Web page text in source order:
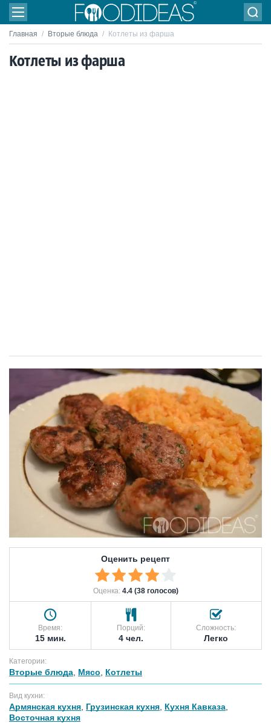
Главная / Вторые блюда / Котлеты из фарша
Котлеты из фарша
Оценить рецепт
Оценка: 4.4 (38 голосов)
Время:
15 мин.
Порций:
4 чел.
Сложность:
Легко
Категории:
Вторые блюда Мясо Котлеты
Вид кухни:
Армянская кухня Грузинская кухня Кухня Кавказа
Восточная кухня